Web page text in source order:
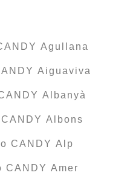
Agullana
Aiguaviva
Albanyà
Albons
CANDY Alp
Amer